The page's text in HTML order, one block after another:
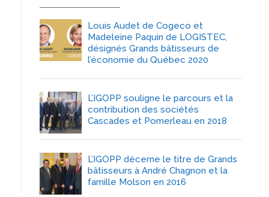
Louis Audet de Cogeco et
Madeleine Paquin de LOGISTEC,
désignés Grands bâtisseurs de
l’économie du Québec 2020
L’IGOPP souligne le parcours et la
contribution des sociétés
Cascades et Pomerleau en 2018
L’IGOPP décerne le titre de Grands
bâtisseurs à André Chagnon et la
famille Molson en 2016